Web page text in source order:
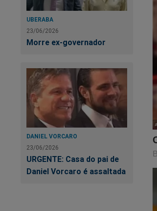
UBERABA
23/06/2026
Morre ex-governador
DANIEL VORCARO
23/06/2026
URGENTE: Casa do pai de
Daniel Vorcaro é assaltada